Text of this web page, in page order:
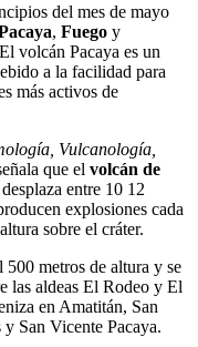
del mes de mayo
, Fuego y
volcán Pacaya es un
a la facilidad para
más activos de
Vulcanología,
que el volcán de
entre 10 12
explosiones cada
sobre el cráter.
metros de altura y se
las aldeas El Rodeo y El
en Amatitán, San
San Vicente Pacaya.